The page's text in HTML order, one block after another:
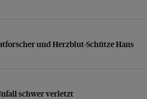
und Herzblut-Schütze Hans
und Herzblut-Schütze Hans
schwer verletzt
schwer verletzt